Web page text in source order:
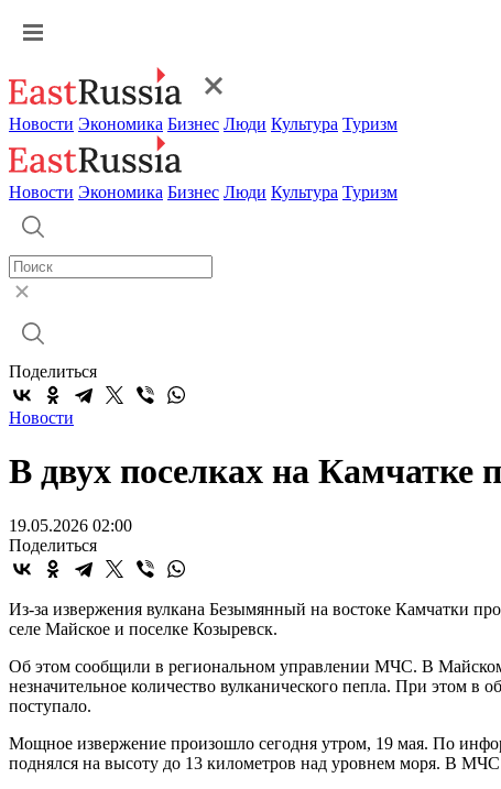
Новости Экономика Бизнес Люди Культура Туризм
Новости Экономика Бизнес Люди Культура Туризм
Поделиться
Новости
В двух поселках на Камчатке
19.05.2026 02:00
Поделиться
Из-за извержения вулкана Безымянный на востоке Камчатки
селе Майское и поселке Козыревск.
Об этом сообщили в региональном управлении МЧС. В
незначительное количество вулканического пепла. При этом
поступало.
Мощное извержение произошло сегодня утром, 19 мая. По
поднялся на высоту до 13 километров над уровнем моря. В